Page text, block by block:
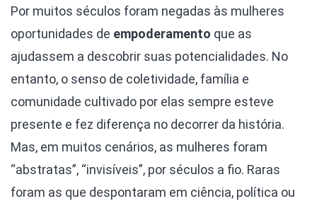
Por muitos séculos foram negadas às mulheres
oportunidades de empoderamento que as
ajudassem a descobrir suas potencialidades. No
entanto, o senso de coletividade, família e
comunidade cultivado por elas sempre esteve
presente e fez diferença no decorrer da história.
Mas, em muitos cenários, as mulheres foram
“abstratas”, “invisíveis”, por séculos a fio. Raras
foram as que despontaram em ciência, política ou